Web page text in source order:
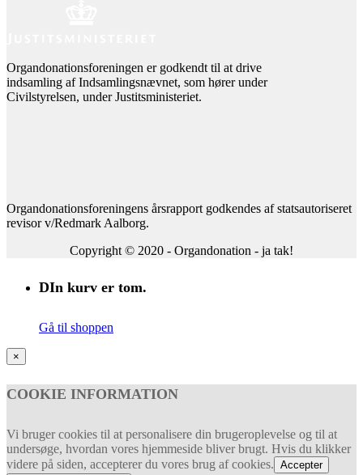
Organdonationsforeningen er godkendt til at drive
indsamling af Indsamlingsnævnet, som hører under
Civilstyrelsen, under Justitsministeriet.
Organdonationsforeningens årsrapport godkendes af statsautoriseret
revisor v/Redmark Aalborg.
Copyright © 2020 - Organdonation - ja tak!
DIn kurv er tom.
Gå til shoppen
×
COOKIE INFORMATION
Vi bruger cookies til at personalisere din brugeroplevelse og til at
undersøge, hvordan vores hjemmeside bliver brugt. Hvis du klikker
videre på siden, accepterer du vores brug af cookies. Accepter